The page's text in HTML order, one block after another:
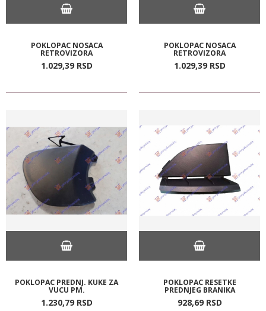
POKLOPAC NOSACA
RETROVIZORA
1.029,39 RSD
POKLOPAC NOSACA
RETROVIZORA
1.029,39 RSD
POKLOPAC PREDNJ. KUKE ZA
VUCU PM.
1.230,79 RSD
POKLOPAC RESETKE
PREDNJEG BRANIKA
928,69 RSD